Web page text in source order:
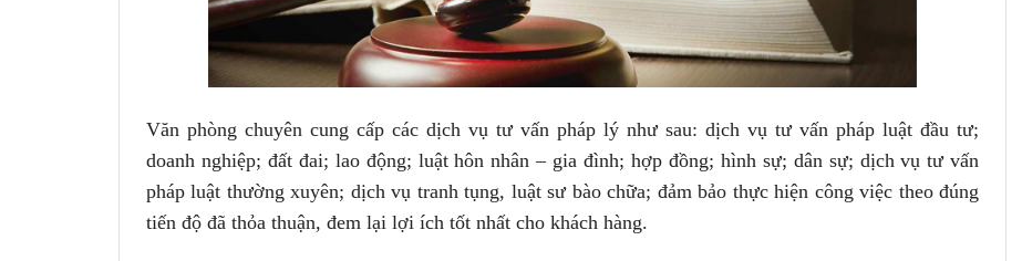
Văn phòng chuyên cung cấp các dịch vụ tư vấn pháp lý như sau: dịch vụ tư vấn pháp luật đầu tư;
doanh nghiệp; đất đai; lao động; luật hôn nhân –gia đình; hợp đồng; hình sự; dân sự; dịch vụ tư vấn
pháp luật thường xuyên; dịch vụ tranh tụng, luật sư bào chữa; đảm bảo thực hiện công việc theo đúng
tiến độ đã thỏa thuận, đem lại lợi ích tốt nhất cho khách hàng.
chồng